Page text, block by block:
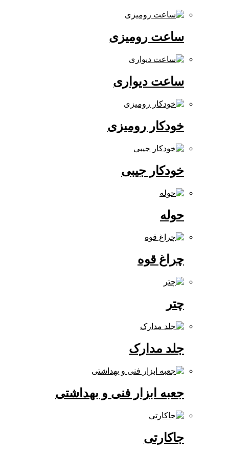
ساعت رومیزی
ساعت دیواری
خودکار رومیزی
خودکار جیبی
چراغ قوه
جلد مدارک
جعبه ابزار فنی و بهداشتی